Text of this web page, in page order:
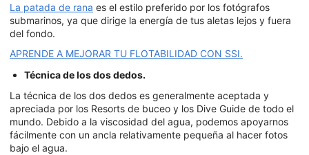
La patada de rana es el estilo preferido por los fotógrafos
submarinos, ya que dirige la energía de tus aletas lejos y fuera
del fondo.
APRENDE A MEJORAR TU FLOTABILIDAD CON SSI.
Técnica de los dos dedos.
La técnica de los dos dedos es generalmente aceptada y
apreciada por los Resorts de buceo y los Dive Guide de todo el
mundo. Debido a la viscosidad del agua, podemos apoyarnos
fácilmente con un ancla relativamente pequeña al hacer fotos
bajo el agua.